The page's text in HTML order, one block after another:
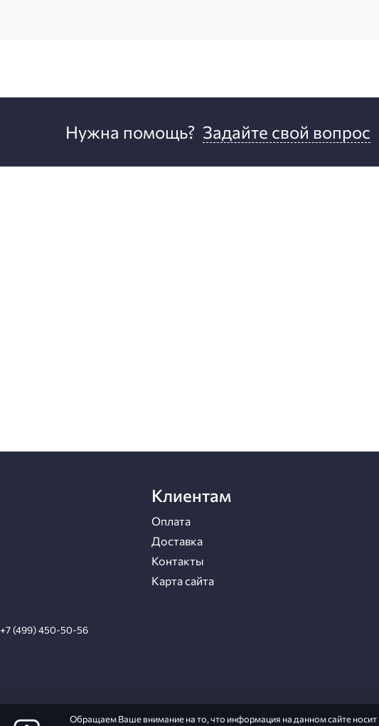
Нужна помощь? Задайте свой вопрос
+7 (499) 450-50-56
Клиентам
Оплата
Доставка
Контакты
Карта сайта
Обращаем Ваше внимание на то, что информация на данном сайте